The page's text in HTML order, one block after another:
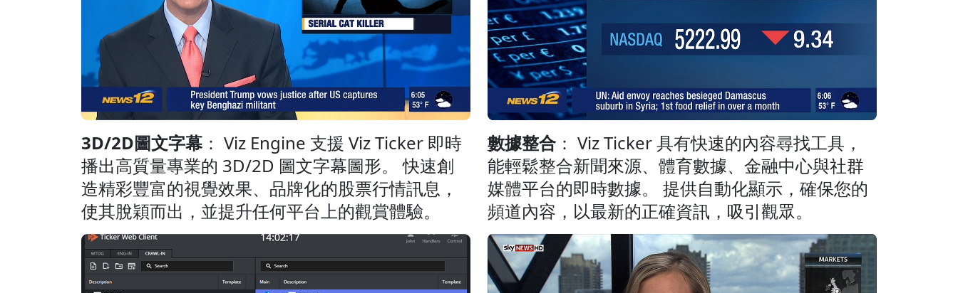
3D/2D圖文字幕： Viz Engine 支援 Viz Ticker 即時
播出高質量專業的 3D/2D 圖文字幕圖形。 快速創
造精彩豐富的視覺效果、品牌化的股票行情訊息，
使其脫穎而出，並提升任何平台上的觀賞體驗。
數據整合： Viz Ticker 具有快速的內容尋找工具，
能輕鬆整合新聞來源、體育數據、金融中心與社群
媒體平台的即時數據。 提供自動化顯示，確保您的
頻道內容，以最新的正確資訊，吸引觀眾。